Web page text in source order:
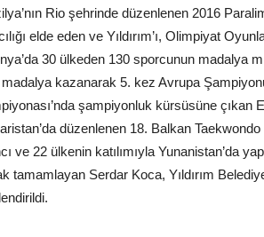
Rio şehrinde düzenlenen 2016
elde eden ve Yıldırım’ı, Olimpiyat
30 ülkeden 130 sporcunun madalya
madalya kazanarak 5. kez Avrupa
şampiyonluk kürsüsüne çıkan
düzenlenen 18. Balkan
ve 22 ülkenin katılımıyla Yunanistan’da
tamamlayan Serdar Koca, Yıldırım